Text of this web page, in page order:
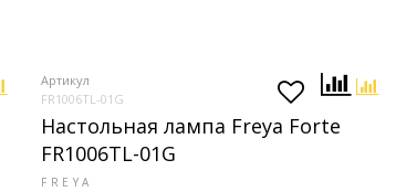
Артикул
FR1006TL-01G
Настольная лампа Freya Forte
FR1006TL-01G
FREYA